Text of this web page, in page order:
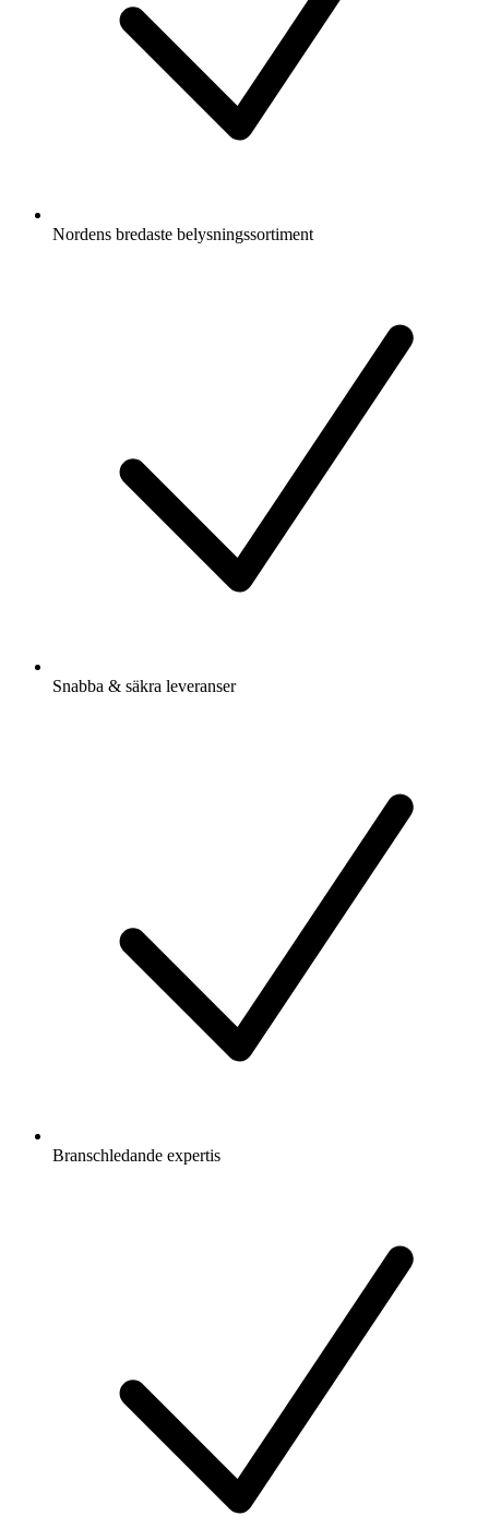
Nordens bredaste belysningssortiment
Snabba & säkra leveranser
Branschledande expertis